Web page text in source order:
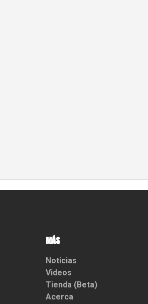
MÁS
Noticias
Videos
Tienda (Beta)
Acerca